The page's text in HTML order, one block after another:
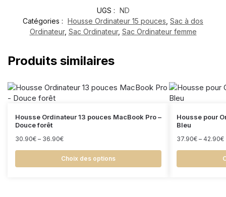
UGS : ND
Catégories : Housse Ordinateur 15 pouces Sac à dos
Ordinateur, Sac Ordinateur, Sac Ordinateur femme
Produits similaires
Housse Ordinateur 13 pouces MacBook Pro –
Douce forêt
30.90€ – 36.90€
Choix des options
Housse pour
Bleu
37.90€ – 42.90€